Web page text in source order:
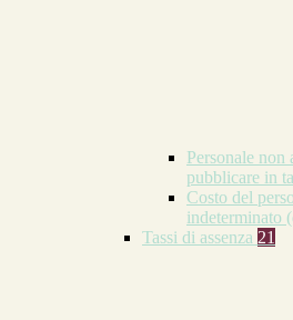
Personale non
pubblicare in
Costo del
indeterminato
Tassi di assenza 21